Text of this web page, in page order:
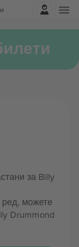
за Billy
можете
Drummond